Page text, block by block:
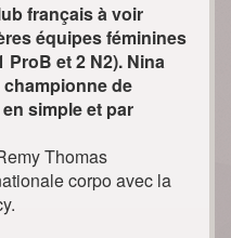
français à voir
équipes féminines
ProB et 2 N2). Nina
de
simple et par
Thomas
corpo avec la